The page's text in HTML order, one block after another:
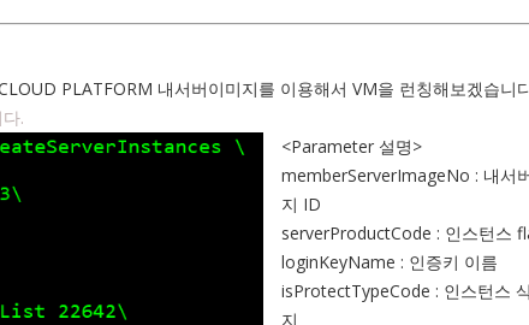
PLATFORM 내서버이미지를 이용해서 VM을 런칭해보겠습니
.
<Parameter 설명>
memberServerImageNo : 내서
지 ID
serverProductCode : 인스턴스
loginKeyName : 인증키 이름
isProtectTypeCode : 인스턴스
지